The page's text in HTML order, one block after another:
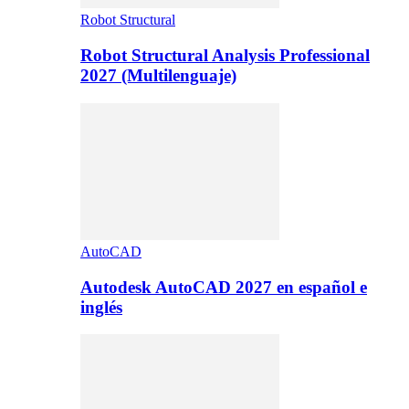
Robot Structural
Robot Structural Analysis Professional
2027 (Multilenguaje)
AutoCAD
Autodesk AutoCAD 2027 en español e
inglés